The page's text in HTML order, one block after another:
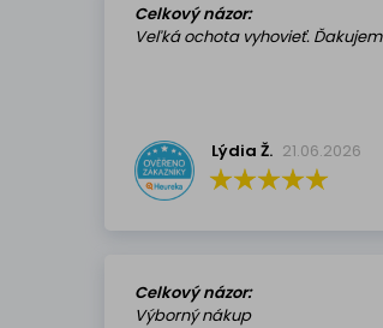
Celkový názor:
Veľká ochota vyhovieť. Ďakujem
Lýdia Ž. 21.06.2026
Celkový názor:
Výborný nákup